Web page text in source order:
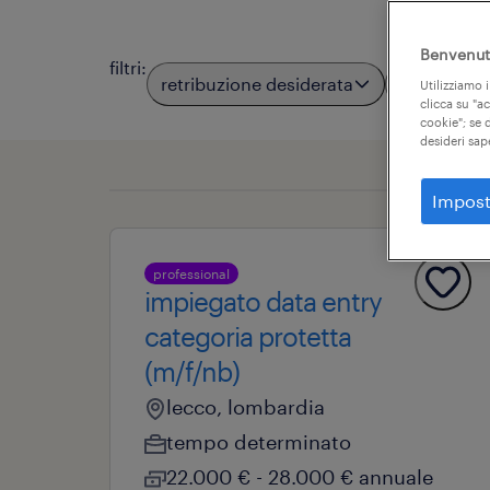
filtri:
retribuzione desiderata località
professional
impiegato data entry
categoria protetta
(m/f/nb)
lecco, lombardia
tempo determinato
22.000 € - 28.000 € annuale
Utilizziamo
clicca su
cookie"; se
desideri